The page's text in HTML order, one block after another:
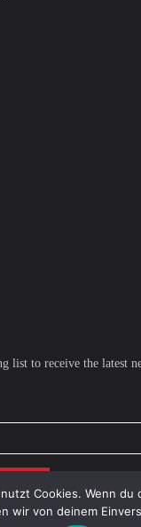
list to receive the latest
Cookies. Wenn du
wir von deinem